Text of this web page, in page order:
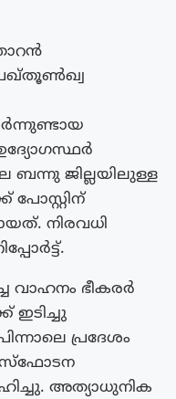
പഖ്തൂൺഖ്വ
ബന്നു ജില്ലയിലുള്ള
നിരവധി
ഭീകരർ
ഇടിച്ചു
പ്രദേശം
സ്ഫോടന
അത്യാധുനിക